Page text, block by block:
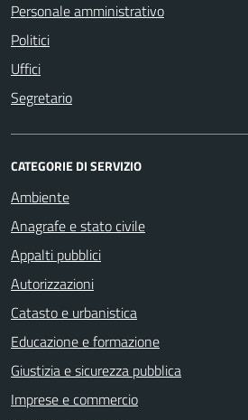
Personale amministrativo
Politici
Uffici
Segretario
CATEGORIE DI SERVIZIO
Ambiente
Anagrafe e stato civile
Appalti pubblici
Autorizzazioni
Catasto e urbanistica
Educazione e formazione
Giustizia e sicurezza pubblica
Imprese e commercio